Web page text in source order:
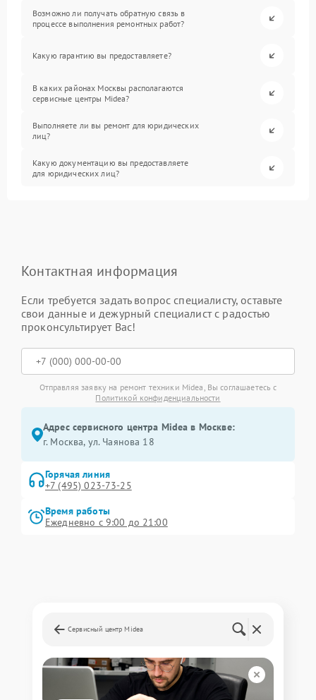
Возможно ли получать обратную связь в
процессе выполнения ремонтных работ?
Какую гарантию вы предоставляете?
В каких районах Москвы располагаются
сервисные центры Midea?
Выполняете ли вы ремонт для юридических
лиц?
Какую документацию вы предоставляете
для юридических лиц?
Контактная информация
Если требуется задать вопрос специалисту, оставьте
свои данные и дежурный специалист с радостью
проконсультирует Вас!
Отправляя заявку на ремонт техники Midea, Вы соглашаетесь с
Политикой конфиденциальности
Адрес сервисного центра Midea в Москве:
г. Москва, ул. Чаянова 18
Горячая линия
+7 (495) 023-73-25
Время работы
Ежедневно с 9:00 до 21:00
Сервисный центр Midea